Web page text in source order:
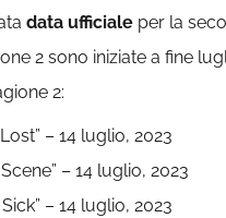
data ufficiale per la
2 sono iniziate a fine
2:
– 14 luglio, 2023
– 14 luglio, 2023
– 14 luglio, 2023